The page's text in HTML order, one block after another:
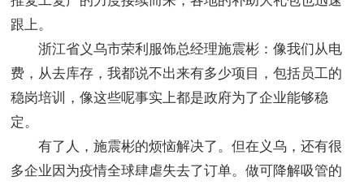
跟上。
浙江省义乌市荣利服饰总经理施震彬：像我们从电
费，从去库存，我都说不出来有多少项目，包括员工的
稳岗培训，像这些呢事实上都是政府为了企业能够稳
定。
有了人，施震彬的烦恼解决了。但在义乌，还有很
多企业因为疫情全球肆虐失去了订单。做可降解吸管的